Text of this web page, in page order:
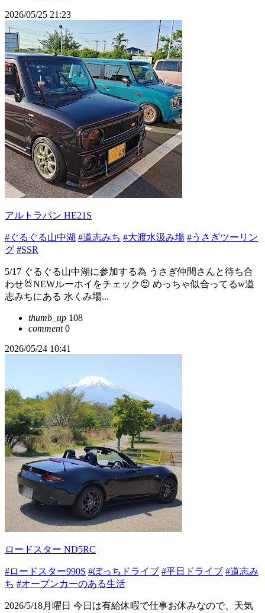
2026/05/25 21:23
アルトラパン HE21S
#ぐるぐる山中湖 #道志みち #大渡水汲み場 #うさぎツーリン
グ #SSR
5/17 ぐるぐる山中湖に⁡参加する為 ⁡うさぎ仲間さんと待ち合
わせ🐰NEWルーホイをチェック😍⁡ ⁡めっちゃ似合ってるw⁡⁡道
志みちにある⁡ ⁡水くみ場...
thumb_up 108
comment0
2026/05/24 10:41
ロードスター ND5RC
#ロードスター990S #ぼっちドライブ #平日ドライブ #道志み
ち #オープンカーのある生活
2026/5/18月曜日 今日は有給休暇で仕事お休みなので、天気